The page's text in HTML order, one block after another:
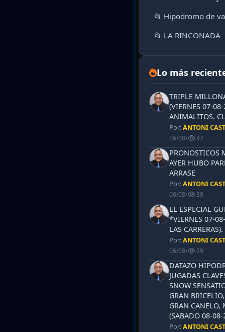
📂 Hipodromo de
📂 LA RINCONADA
Lo más
TRIPLE
(VIERNES 07-
ANIMALITOS.
Por:ANTONI
06/08• 47
PRONOSTICOS
AYER HUBO
ARRASE
Por:ANTONI
06/08• 39
EL ESPECIAL
*VIERNES 07-
LAS
Por:ANTONI
06/08• 29
DATAZO
JUGADAS
SNOW
GRAN
GRAN CANELO,
(SABADO 08-
Por:ANTONI